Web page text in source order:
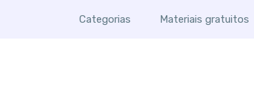
Categorias Materiais gratuitos